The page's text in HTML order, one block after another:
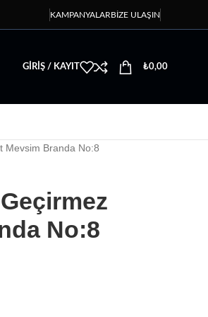
KAMPANYALARBIZE ULAŞIN
GIRIŞ / KAYIT ₺0,00
Mevsim Branda No:8
No:8